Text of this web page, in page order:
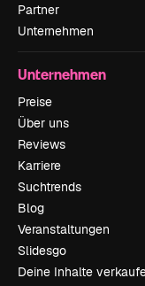
Partner
Unternehmen
Unternehmen
Preise
Über uns
Reviews
Karriere
Suchtrends
Blog
Veranstaltungen
Slidesgo
Deine Inhalte